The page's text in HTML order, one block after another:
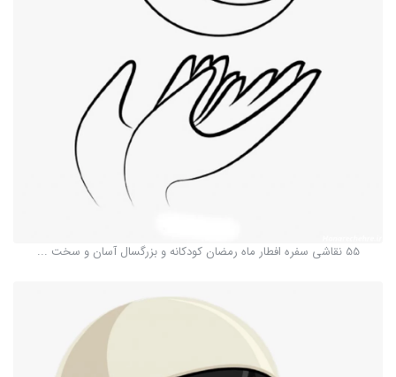
55 نقاشی سفره افطار ماه رمضان کودکانه و بزرگسال آسان و سخت ...